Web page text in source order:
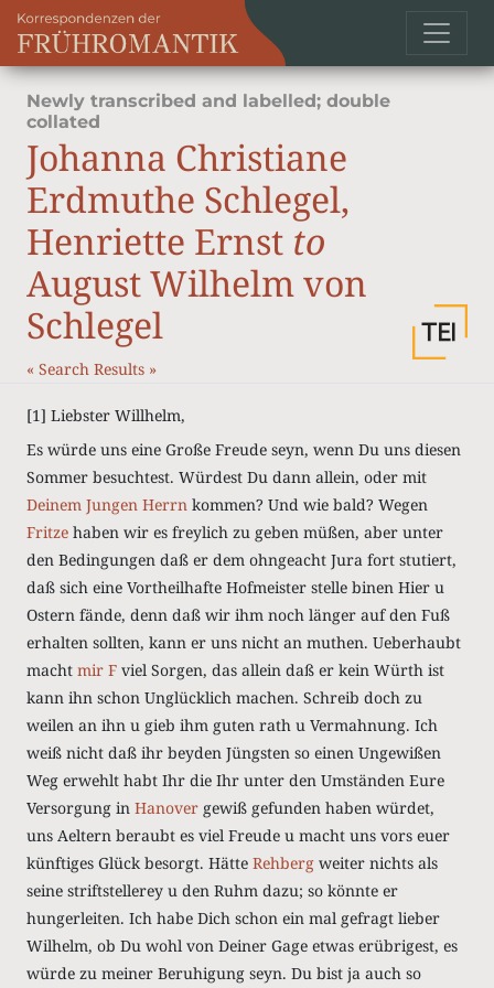
Newly transcribed and labelled; double
collated
Johanna Christiane
Erdmuthe Schlegel,
Henriette Ernst to
August Wilhelm von
Schlegel
« Search Results »
[1] Liebster Willhelm,
Es würde uns eine Große Freude seyn, wenn Du uns diesen
Sommer besuchtest. Würdest Du dann allein, oder mit
Deinem Jungen Herrn kommen? Und wie bald? Wegen
Fritze haben wir es freylich zu geben müßen, aber unter
den Bedingungen daß er dem ohngeacht Jura fort stutiert,
daß sich eine Vortheilhafte Hofmeister stelle binen Hier u
Ostern fände, denn daß wir ihm noch länger auf den Fuß
erhalten sollten, kann er uns nicht an muthen. Ueberhaubt
macht mir F viel Sorgen, das allein daß er kein Würth ist
kann ihn schon Unglücklich machen. Schreib doch zu
weilen an ihn u gieb ihm guten rath u Vermahnung. Ich
weiß nicht daß ihr beyden Jüngsten so einen Ungewißen
Weg erwehlt habt Ihr die Ihr unter den Umständen Eure
Versorgung in Hanover gewiß gefunden haben würdet,
uns Aeltern beraubt es viel Freude u macht uns vors euer
künftiges Glück besorgt. Hätte Rehberg weiter nichts als
seine striftstellerey u den Ruhm dazu; so könnte er
hungerleiten. Ich habe Dich schon ein mal gefragt lieber
Wilhelm, ob Du wohl von Deiner Gage etwas erübrigest, es
würde zu meiner Beruhigung seyn. Du bist ja auch so